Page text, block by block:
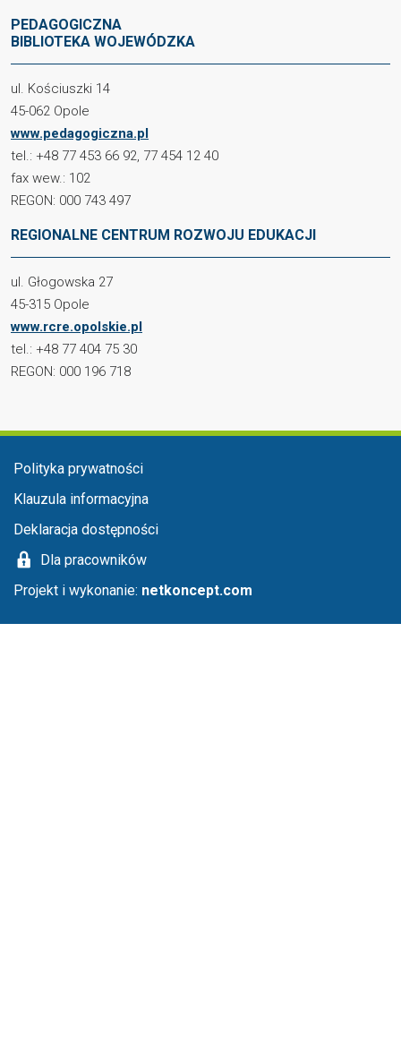
PEDAGOGICZNA
BIBLIOTEKA WOJEWÓDZKA
ul. Kościuszki 14
45-062 Opole
www.pedagogiczna.pl
tel.: +48 77 453 66 92, 77 454 12 40
fax wew.: 102
REGON: 000 743 497
REGIONALNE CENTRUM ROZWOJU EDUKACJI
ul. Głogowska 27
45-315 Opole
www.rcre.opolskie.pl
tel.: +48 77 404 75 30
REGON: 000 196 718
Menu stopka
Polityka prywatności
Klauzula informacyjna
Deklaracja dostępności
Dla pracowników
Projekt i wykonanie: netkoncept.com